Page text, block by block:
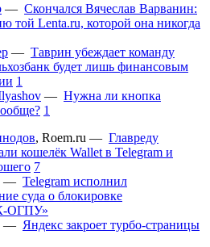
— Скончался Вячеслав Варванин:
той Lenta.ru, которой она никогда
— Таврин убеждает команду
будет лишь финансовым
1
— Нужна ли кнопка
1
, Roem.ru — Главреду
кошелёк Wallet в Telegram и
7
— Telegram исполнил
суда о блокировке
ОГПУ»
— Яндекс закроет турбо-страницы